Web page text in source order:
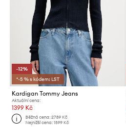
-12%
*-5 % s kódem: LST
Kardigan Tommy Jeans
Aktuální cena:
1399 Kč
Běžná cena:2789 Kč
Nejnižší cena:1599 Kč